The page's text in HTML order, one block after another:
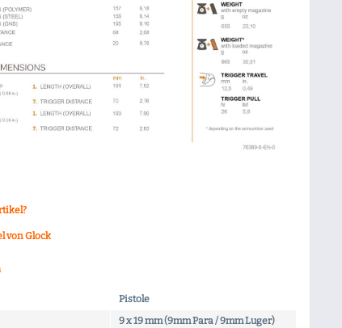
von Glock
Pistole
9 x 19 mm (9mm Para / 9mm Luger)